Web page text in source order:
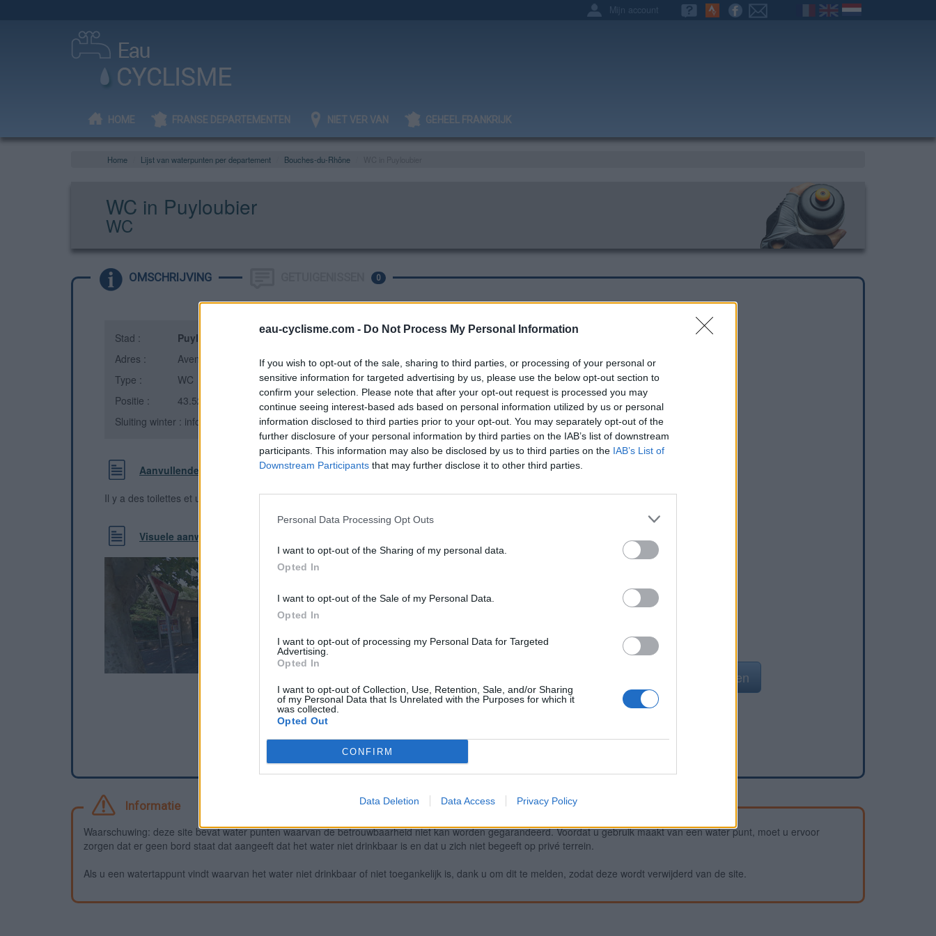
eau-cyclisme.com - Do Not Process My Personal Information
If you wish to opt-out of the sale, sharing to third parties, or processing of your personal or
sensitive information for targeted advertising by us, please use the below opt-out section to
confirm your selection. Please note that after your opt-out request is processed you may
continue seeing interest-based ads based on personal information utilized by us or personal
information disclosed to third parties prior to your opt-out. You may separately opt-out of the
further disclosure of your personal information by third parties on the IAB’s list of downstream
participants. This information may also be disclosed by us to third parties on the IAB’s List of
Downstream Participants that may further disclose it to other third parties.
Personal Data Processing Opt Outs
I want to opt-out of the Sharing of my personal data.
Opted In
I want to opt-out of the Sale of my Personal Data.
Opted In
I want to opt-out of processing my Personal Data for Targeted
Advertising.
Opted In
I want to opt-out of Collection, Use, Retention, Sale, and/or Sharing
of my Personal Data that Is Unrelated with the Purposes for which it
was collected.
Opted Out
CONFIRM
Data Deletion Data Access Privacy Policy
Mijn account
HOME FRANSE DEPARTEMENTEN NIET VER VAN GEHEEL FRANKRIJK
Home Lijst van waterpunten per departement Bouches-du-Rhône
WC in Puyloubier
WC
OMSCHRIJVING 0
Stad : Puyloubier
(Bouches-du-Rhône)
Adres :
Avenue Pierre Jacquemet
Type :
WC
Positie :
43.525157°N, 5.67183°E
Sluiting winter : informatie onbekend
Aanvullende informatie
Il y a des toilettes et un point d'eau. Tout pour les cyclistes.
Visuele aanwijzingen
Toon kaart
Een waterpunt toevoegen
Informatie
Waarschuwing: deze site bevat water punten waarvan de betrouwbaarheid niet kan worden gegarandeerd. Voordat u gebruik maakt van een water punt, moet u ervoor
zorgen dat er geen bord staat dat aangeeft dat het water niet drinkbaar is en dat u zich niet begeeft op privé terrein.
Als u een watertappunt vindt waarvan het water niet drinkbaar of niet toegankelijk is, dank u om dit te melden, zodat deze wordt verwijderd van de site.